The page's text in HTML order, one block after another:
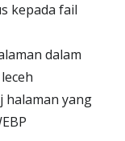
kepada fail
dalam
halaman yang